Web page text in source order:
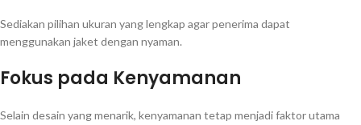
Sediakan pilihan ukuran yang lengkap agar penerima dapat
menggunakan jaket dengan nyaman.
Fokus pada Kenyamanan
Selain desain yang menarik, kenyamanan tetap menjadi faktor utama